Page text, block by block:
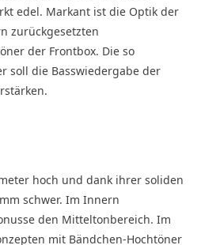
edel. Markant ist die Optik der
zurückgesetzten
der Frontbox. Die so
soll die Basswiedergabe der
hoch und dank ihrer soliden
schwer. Im Innern
den Mitteltonbereich. Im
mit Bändchen-Hochtöner